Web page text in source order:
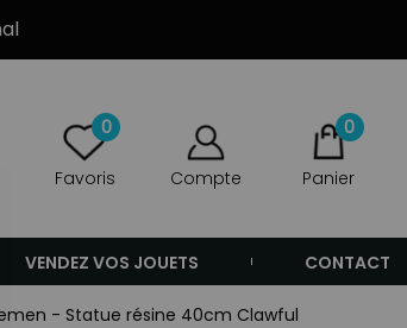
0
Favoris Compte
0
Panier
VENDEZ VOS JOUETS CONTACT
- Statue résine 40cm Clawful